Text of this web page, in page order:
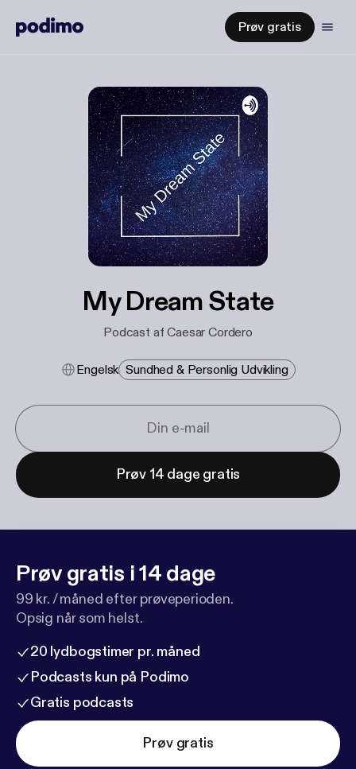
Prøv gratis
My Dream State
Podcast af Caesar Cordero
Engelsk Sundhed & Personlig Udvikling
Prøv 14 dage gratis
Prøv gratis i 14 dage
99 kr. / måned efter prøveperioden.
Opsig når som helst.
20 lydbogstimer pr. måned
Podcasts kun på Podimo
Gratis podcasts
Prøv gratis